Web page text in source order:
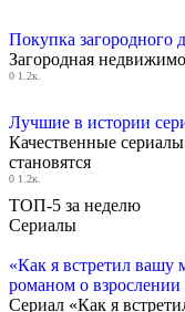
Покупка загородного
Загородная
0 1.2к.
Лучшие в истории
Качественные
становятся
0 1.2к.
ТОП-5 за неделю
Сериалы
«Как я встретил вашу
романом о взрослении
Сериал «Как я